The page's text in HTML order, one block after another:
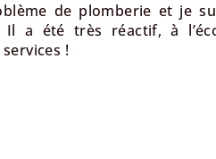
de plomberie et je
Il a été très réactif, à
!